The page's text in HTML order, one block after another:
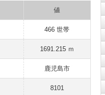
値
466 世帯
1691.215 ｍ
鹿児島市
8101